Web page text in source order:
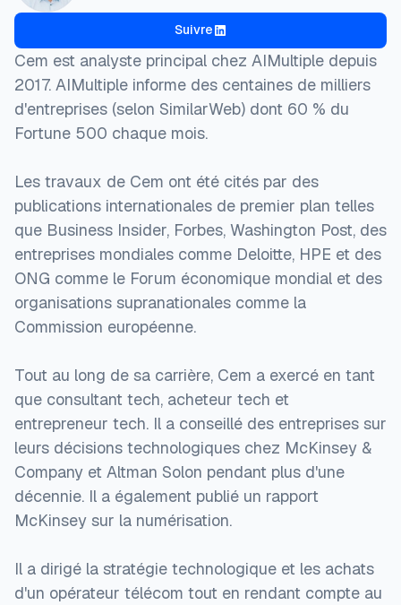
Suivre
Cem est analyste principal chez AIMultiple depuis
2017. AIMultiple informe des centaines de milliers
d'entreprises (selon SimilarWeb) dont 60 % du
Fortune 500 chaque mois.
Les travaux de Cem ont été cités par des
publications internationales de premier plan telles
que Business Insider, Forbes, Washington Post, des
entreprises mondiales comme Deloitte, HPE et des
ONG comme le Forum économique mondial et des
organisations supranationales comme la
Commission européenne.
Tout au long de sa carrière, Cem a exercé en tant
que consultant tech, acheteur tech et
entrepreneur tech. Il a conseillé des entreprises sur
leurs décisions technologiques chez McKinsey &
Company et Altman Solon pendant plus d'une
décennie. Il a également publié un rapport
McKinsey sur la numérisation.
Il a dirigé la stratégie technologique et les achats
d'un opérateur télécom tout en rendant compte au